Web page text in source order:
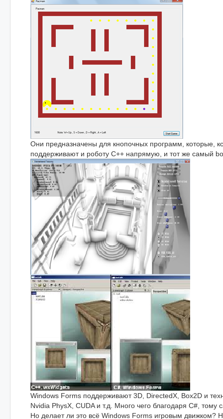
Они предназначены для кнопочных программ, которые,
поддерживают и роботу С++ напрямую, и тот же самый
Windows Forms поддерживают 3D, DirectedX, Box2D и
Nvidia PhysX, CUDA и т.д. Много чего благодаря С#, тому
Но делает ли это всё Windows Forms игровым движком?